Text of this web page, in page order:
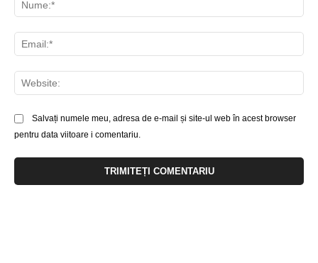
Salvați numele meu, adresa de e-mail și site-ul web în acest browser
pentru data viitoare i comentariu.